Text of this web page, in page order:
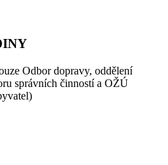
Odbor dopravy, oddělení
správních činností a OŽÚ